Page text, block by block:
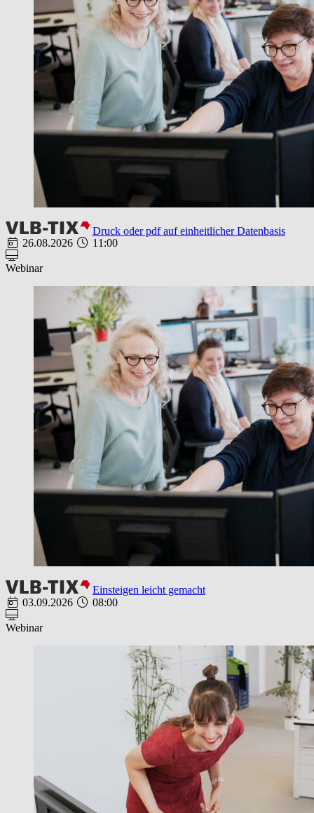
Druck oder pdf auf einheitlicher Datenbasis
26.08.2026
11:00
Webinar
Einsteigen leicht gemacht
03.09.2026
08:00
Webinar